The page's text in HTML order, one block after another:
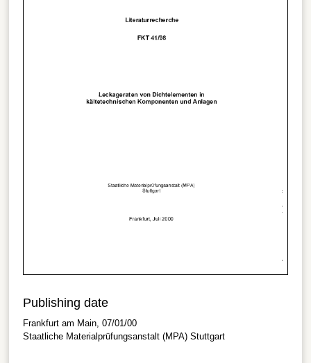
Publishing date
Frankfurt am Main, 07/01/00
Staatliche Materialprüfungsanstalt (MPA) Stuttgart